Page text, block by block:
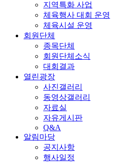
지역특화 사업
체육행사 대회 운영
체육시설 운영
회원단체
종목단체
회원단체소식
대회결과
열린광장
사진갤러리
동영상갤러리
자료실
자유게시판
Q&A
알림마당
공지사항
행사일정